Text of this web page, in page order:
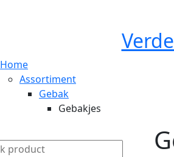
Home
Assortiment
Gebak
Gebakjes